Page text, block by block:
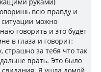
всю правду и
можно
говорить и это будет
в глаза и говорит:
страшно за тебя что так
врать. Это было